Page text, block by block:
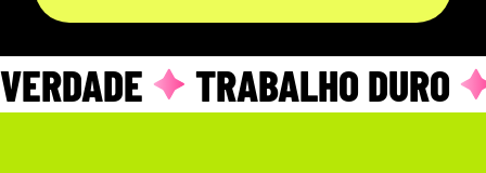
VERDADE TRABALHO DURO